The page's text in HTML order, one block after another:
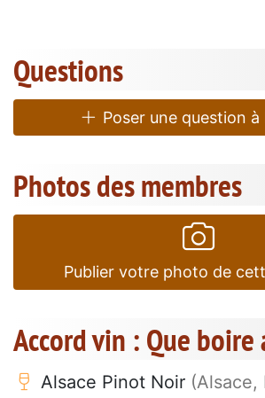
Questions
Poser une question à
Photos des membres
Publier votre photo de
Accord vin : Que boire
Alsace Pinot Noir (Alsace,